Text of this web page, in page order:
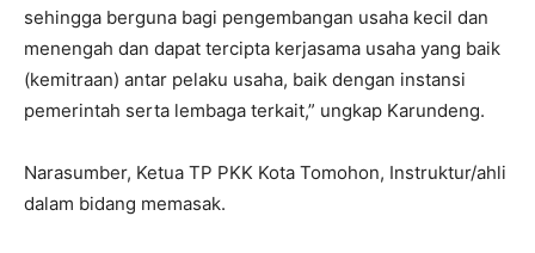
sehingga berguna bagi pengembangan usaha kecil dan
menengah dan dapat tercipta kerjasama usaha yang baik
(kemitraan) antar pelaku usaha, baik dengan instansi
pemerintah serta lembaga terkait,” ungkap Karundeng.
Narasumber, Ketua TP PKK Kota Tomohon, Instruktur/ahli
dalam bidang memasak.